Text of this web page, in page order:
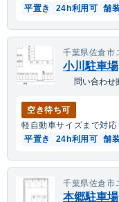
平置き
24h利用可 舗
千葉県佐倉市
小川駐車場
問い合わせ
空き待ち可
軽自動車サイズまで対応
平置き
24h利用可 舗
千葉県佐倉市
本郷駐車場